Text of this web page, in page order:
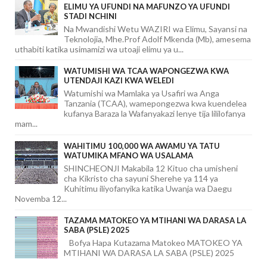
ELIMU YA UFUNDI NA MAFUNZO YA UFUNDI
STADI NCHINI
Na Mwandishi Wetu WAZIRI wa Elimu, Sayansi na
Teknolojia, Mhe.Prof Adolf Mkenda (Mb), amesema
uthabiti katika usimamizi wa utoaji elimu ya u...
WATUMISHI WA TCAA WAPONGEZWA KWA
UTENDAJI KAZI KWA WELEDI
Watumishi wa Mamlaka ya Usafiri wa Anga
Tanzania (TCAA), wamepongezwa kwa kuendelea
kufanya Baraza la Wafanyakazi lenye tija lililofanya
mam...
WAHITIMU 100,000 WA AWAMU YA TATU
WATUMIKA MFANO WA USALAMA
SHINCHEONJI Makabila 12 Kituo cha umisheni
cha Kikristo cha sayuni Sherehe ya 114 ya
Kuhitimu iliyofanyika katika Uwanja wa Daegu
Novemba 12...
TAZAMA MATOKEO YA MTIHANI WA DARASA LA
SABA (PSLE) 2025
Bofya Hapa Kutazama Matokeo MATOKEO YA
MTIHANI WA DARASA LA SABA (PSLE) 2025